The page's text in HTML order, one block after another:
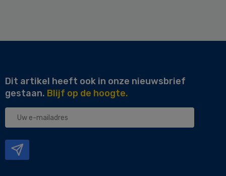
Dit artikel heeft ook in onze nieuwsbrief
gestaan. Blijf op de hoogte.
Uw